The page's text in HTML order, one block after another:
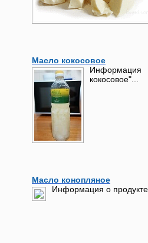
Масло кокосовое
кокосовое"...
Масло конопляное
Информация о